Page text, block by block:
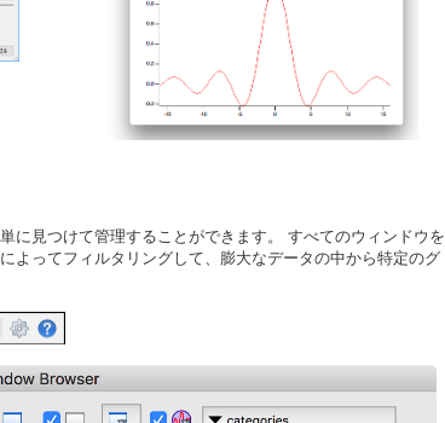
に見つけて管理することができます。 すべてのウィンドウを
よってフィルタリングして、膨大なデータの中から特定のグ